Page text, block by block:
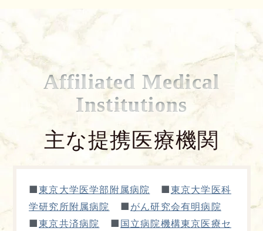
Affiliated Medical
Institutions
主な提携医療機関
■東京大学医学部附属病院 ■東京大学医科
学研究所附属病院
■ がん研究会有明病院
■東京共済病院 ■ 国立病院機構東京医療セ